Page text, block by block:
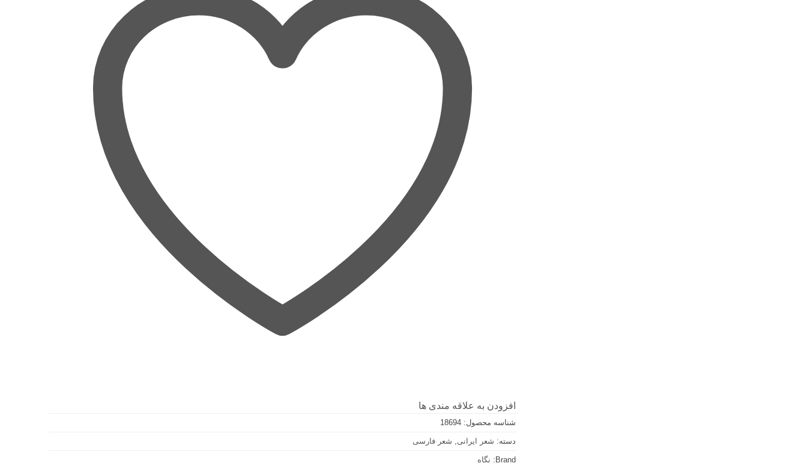
افزودن به علاقه مندی ها
شناسه محصول:18694
دسته: شعر ایرانی, شعر فارسی
Brand: نگاه